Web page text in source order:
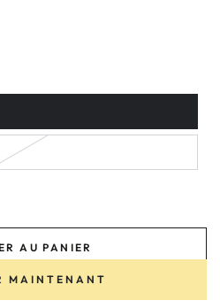
AU PANIER
MAINTENANT